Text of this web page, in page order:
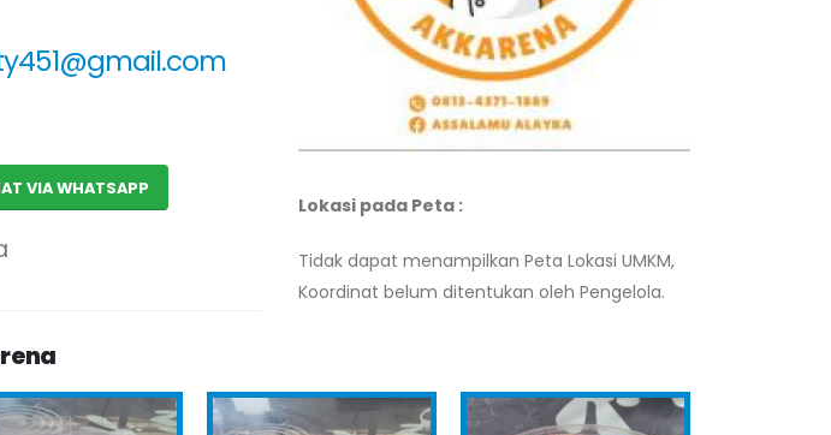
VIA WHATSAPP
Lokasi pada Peta :
Tidak dapat menampilkan Peta Lokasi UMKM,
Koordinat belum ditentukan oleh Pengelola.